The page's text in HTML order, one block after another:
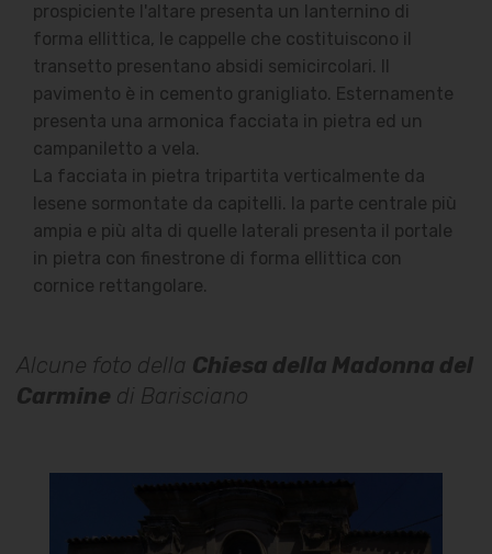
prospiciente l'altare presenta un lanternino di
forma ellittica, le cappelle che costituiscono il
transetto presentano absidi semicircolari. Il
pavimento è in cemento granigliato. Esternamente
presenta una armonica facciata in pietra ed un
campaniletto a vela.
La facciata in pietra tripartita verticalmente da
lesene sormontate da capitelli. la parte centrale più
ampia e più alta di quelle laterali presenta il portale
in pietra con finestrone di forma ellittica con
cornice rettangolare.
Alcune foto della Chiesa della Madonna del
Carmine di Barisciano
Chiesa della Madonna del